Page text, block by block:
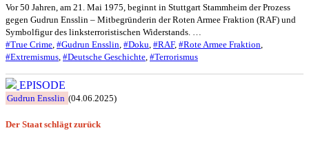
Vor 50 Jahren, am 21. Mai 1975, beginnt in Stuttgart Stammheim der Prozess
gegen Gudrun Ensslin – Mitbegründerin der Roten Armee Fraktion (RAF) und
Symbolfigur des linksterroristischen Widerstands. …
#True Crime, #Gudrun Ensslin, #Doku, #RAF, #Rote Armee Fraktion,
#Extremismus, #Deutsche Geschichte, #Terrorismus
EPISODE
Gudrun Ensslin (04.06.2025)
Der Staat schlägt zurück